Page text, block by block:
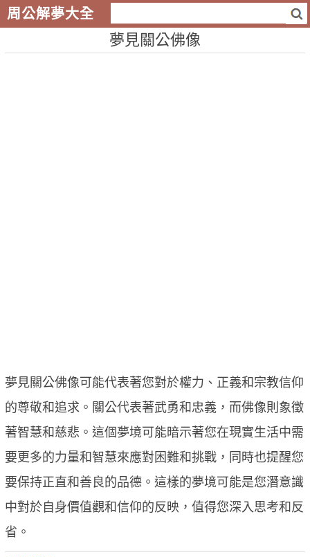
周公解夢大全
夢見關公佛像
夢見關公佛像可能代表著您對於權力、正義和宗教信仰
的尊敬和追求。關公代表著武勇和忠義，而佛像則象徵
著智慧和慈悲。這個夢境可能暗示著您在現實生活中需
要更多的力量和智慧來應對困難和挑戰，同時也提醒您
要保持正直和善良的品德。這樣的夢境可能是您潛意識
中對於自身價值觀和信仰的反映，值得您深入思考和反
省。